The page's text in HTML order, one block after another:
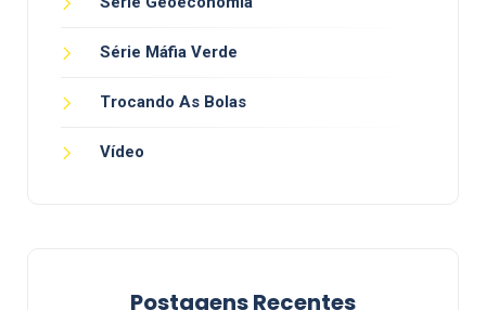
Série Máfia Verde
Trocando As Bolas
Vídeo
Postagens Recentes